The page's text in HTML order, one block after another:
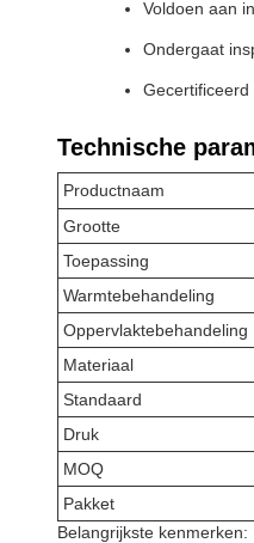
Voldoen aan
Ondergaat
Gecertificeerd
Technische
Productnaam
Grootte
Toepassing
Warmtebehandeling
Oppervlaktebehandeling
Materiaal
Standaard
Druk
MOQ
Pakket
Belangrijkste kenmerken: